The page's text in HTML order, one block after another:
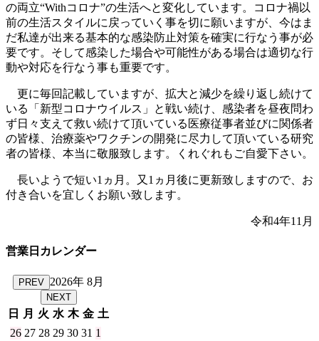
の両立“Withコロナ”の生活へと変化しています。コロナ禍以
前の生活スタイルに戻っていく事を切に願いますが、今はま
だ私達が出来る基本的な感染防止対策を確実に行なう事が必
要です。そして感染した場合や可能性がある場合は適切な行
動や対応を行なう事も重要です。
更に毎回記載していますが、拡大と減少を繰り返し続けて
いる「新型コロナウイルス」と戦い続け、感染者を昼夜問わ
ず日々支えて救い続けて頂いている医療従事者並びに関係者
の皆様、治療薬やワクチンの開発に尽力して頂いている研究
者の皆様、本当に敬服致します。くれぐれもご自愛下さい。
長いようで短い1ヵ月。又1ヵ月後に更新致しますので、お
付き合いを宜しくお願い致します。
令和4年11月
営業日カレンダー
PREV 2026年 8月
NEXT
日 月 火 水 木 金 土
26 27 28 29 30 31 1